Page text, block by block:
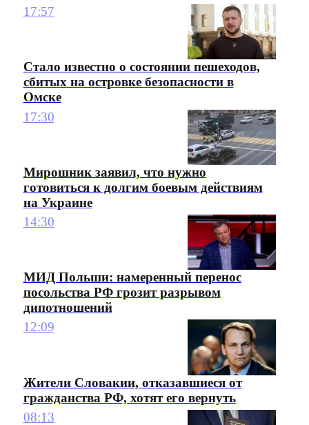
17:57
Стало известно о состоянии пешеходов,
сбитых на островке безопасности в
Омске
17:30
Мирошник заявил, что нужно
готовиться к долгим боевым действиям
на Украине
14:30
МИД Польши: намеренный перенос
посольства РФ грозит разрывом
дипотношений
12:09
Жители Словакии, отказавшиеся от
гражданства РФ, хотят его вернуть
08:13